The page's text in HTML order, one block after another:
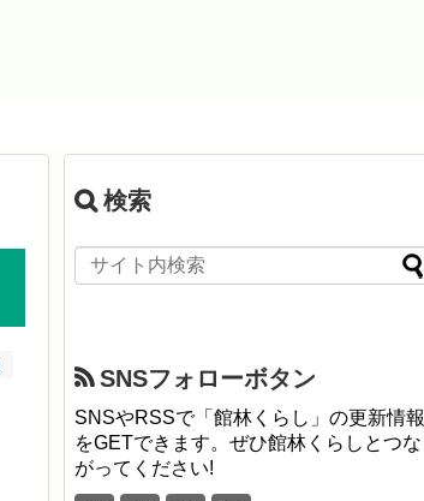
検索
SNSフォローボタン
SNSやRSSで「館林くらし」の更新情報
をGETできます。ぜひ館林くらしとつな
がってください!